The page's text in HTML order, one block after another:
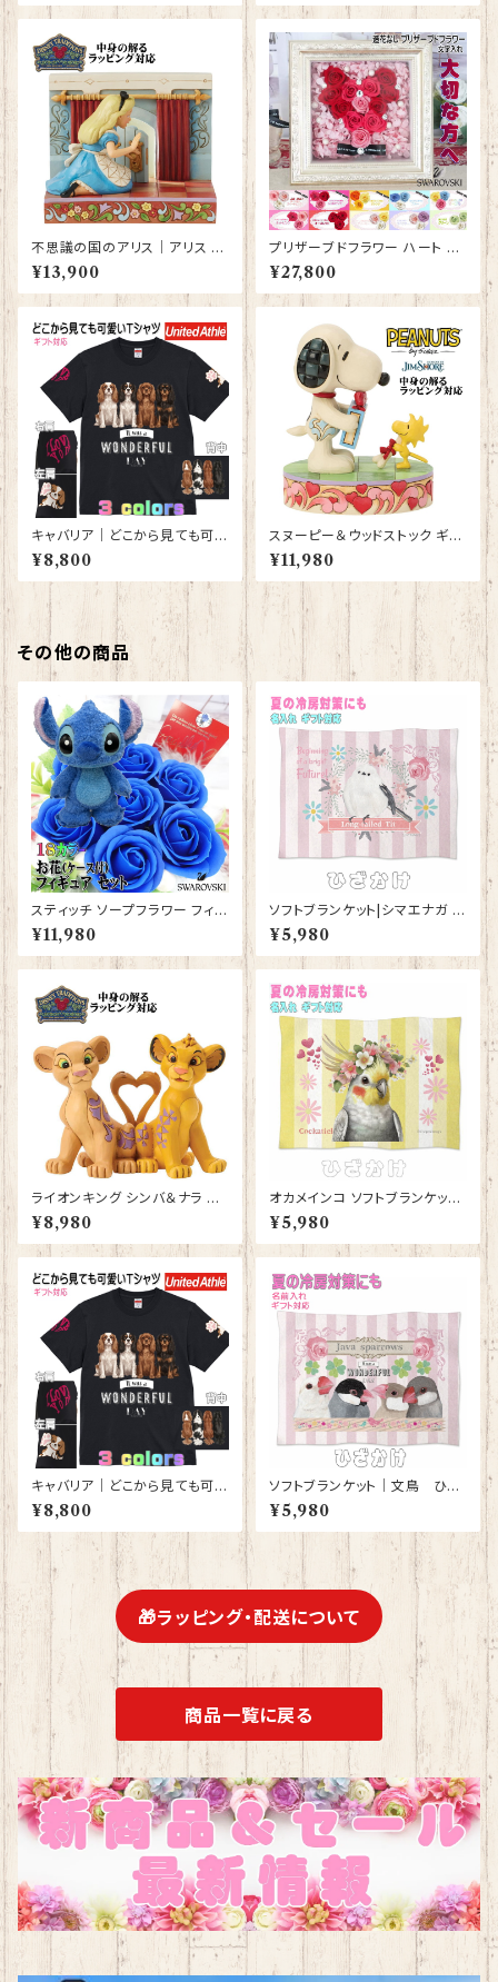
形 置物 ジムショア グッズ Disn
い お祝い 結婚記念日 JIM SH
ORE ディズニーランド ディズニ
ーシー ディズニーワールド ディ
ズニー
物 ジムショア グッズ Disney T
暦祝い お祝い 結婚記念日 JIM
SHORE ディズニーランド ディ
ズニーシー ディズニーワールド
不思議の国のアリス｜アリス イ
ン ワンダーランド LED ドアフィ
ギュア プレゼント ギフト グッズ
誕生日 人形 置物 ジムショア グ
い 入籍祝い 還暦祝い お祝い 結
婚記念日 JIM SHORE ディズ
ニーランド ディズニーシー ディ
ズニーワールド
¥13,900
プリザーブドフラワー ハート ガ
ラス フレーム ゴールド 金 フラ
ワーボックス ボックスギフト プ
レゼント 花束 フラワーアレンジ
高級 お祝い 誕生日プレゼント
結婚記念日 プロポーズ 薔薇 ハ
ート型 【型番 deco-13】
¥27,800
キャバリア｜どこから見ても可愛
いＴシャツ 背中・両袖にプリント
有 【型番 T-10014】
¥8,800
スヌーピー＆ウッドストック ギフ
ト Snoopy JIM SHORE フィ
ギュア プレゼント ギフト グッズ
お祝い 人形 置物 ジムショア 結
婚祝い 誕生日 還暦祝い お祝い
ウッドストック
¥11,980
その他の商品
スティッチ ソープフラワー フィギ
ュア セット 花束 誕生日プレゼン
ト お祝い プレゼント フラワーギ
フト フラワーアレンジメント 【br
¥11,980
ソフトブランケット|シマエナガ ひ
ざ掛け グッズ かわいい ひざか
け 毛布【型番SB-148】 KYAPI
Art きゃぴあーと しまえなが プ
¥5,980
ライオンキング シンバ＆ナラ ハ
ートテイルズ フィギュア プレゼ
ント ギフト グッズ 誕生日プレゼ
ント 人形 置物 ジムショア グッ
入籍祝い お祝い 結婚記念日 JI
M SHORE ディズニーランド デ
ィズニーシー ディズニーワール
ド
¥8,980
オカメインコ ソフトブランケット
鳥 かわいいグッズ ひざかけ 毛
布【型番 SB-10006】誕生日プ
レゼント ギフト 出産祝い お花
¥5,980
キャバリア｜どこから見ても可愛
いＴシャツ 背中・両袖にプリント
有 【型番 T-10014】
¥8,800
ソフトブランケット｜文鳥 ひざ
かけ 毛布 白文鳥 シルバー文鳥
シナモン文鳥【型番 SB-４００
０】ピンク
¥5,980
🎁ラッピング・配送について
商品一覧に戻る